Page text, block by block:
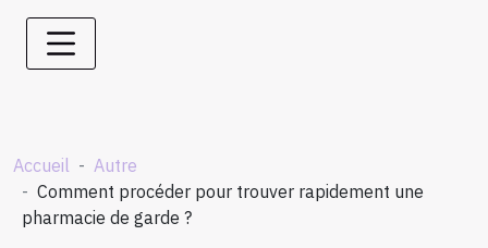
Accueil
Autre
Comment procéder pour trouver rapidement une
pharmacie de garde ?